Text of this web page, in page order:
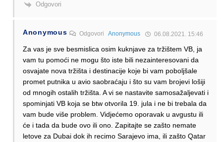
Odgovori
Anonymous OdgovoriAnonymous 06.08.2021. 15:46
Za vas je sve besmislica osim kuknjave za tržištem VB, ja
vam tu pomoći ne mogu što iste bili nezainteresovani da
osvajate nova tržišta i destinacije koje bi vam poboljšale
promet putnika u avio saobraćaju i što su vam brojevi lošiji
od mnogih ostalih tržišta. A vi se nastavite samosažaljevati i
spominjati VB koja se btw otvorila 19. jula i ne bi trebala da
vam bude više problem. Vidjećemo oporavak u avgustu ili
će i tada da bude ovo ili ono. Zapitajte se zašto nemate
letove za Dubai dok ih recimo Sarajevo ima, ili zašto Qatar